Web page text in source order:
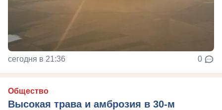
сегодня в 21:36 0
Общество
Высокая трава и амброзия в 30‑м